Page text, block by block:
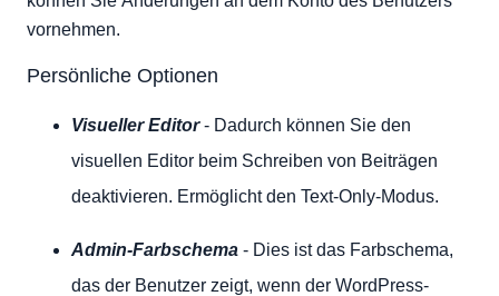
vornehmen.
Persönliche Optionen
Visueller Editor- Dadurch können Sie den
visuellen Editor beim Schreiben von Beiträgen
deaktivieren. Ermöglicht den Text-Only-Modus.
Admin-Farbschema - Dies ist das Farbschema,
das der Benutzer zeigt, wenn der WordPress-